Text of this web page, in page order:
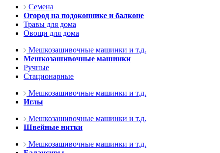
Семена
Огород на подоконнике и балконе
Травы для дома
Овощи для дома
Мешкозашивочные машинки и т.д.
Мешкозашивочные машинки
Ручные
Стационарные
Мешкозашивочные машинки и т.д.
Иглы
Мешкозашивочные машинки и т.д.
Швейные нитки
Мешкозашивочные машинки и т.д.